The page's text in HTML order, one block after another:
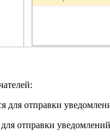
для отправки
отправки